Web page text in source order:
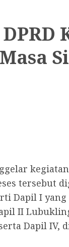
tersebut
Dapil I
II
Dapil IV,